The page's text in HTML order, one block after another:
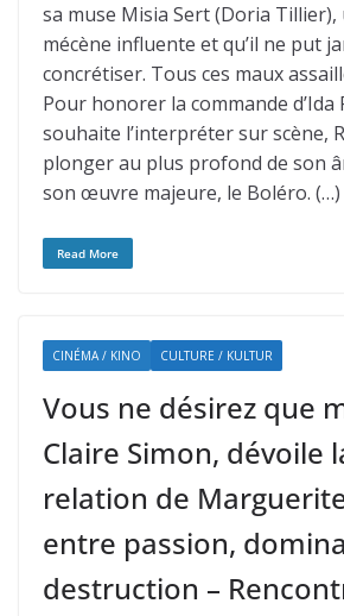
sa muse Misia Sert (Doria
mécène influente et qu’il ne put
concrétiser. Tous ces maux
Pour honorer la commande d’Ida
souhaite l’interpréter sur scène,
plonger au plus profond de son
son œuvre majeure, le Boléro. (…)
Read More
CINÉMA / KINO CULTURE / KULTUR
Vous ne désirez que
Claire Simon, dévoile
relation de
entre passion,
destruction –